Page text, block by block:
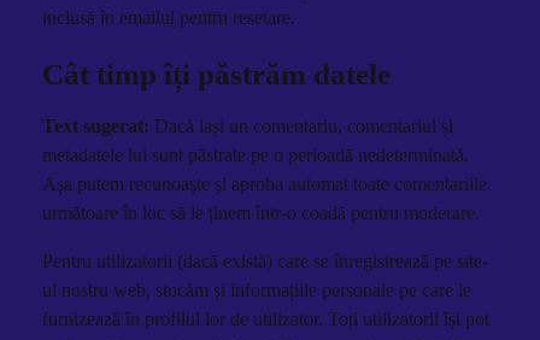
inclusă în emailul pentru resetare.
Cât timp îți păstrăm datele
Text sugerat: Dacă lași un comentariu, comentariul și
metadatele lui sunt păstrate pe o perioadă nedeterminată.
Așa putem recunoaște și aproba automat toate comentariile
următoare în loc să le ținem într-o coadă pentru moderare.
Pentru utilizatorii (dacă există) care se înregistrează pe site-
ul nostru web, stocăm și informațiile personale pe care le
furnizează în profilul lor de utilizator. Toți utilizatorii își pot